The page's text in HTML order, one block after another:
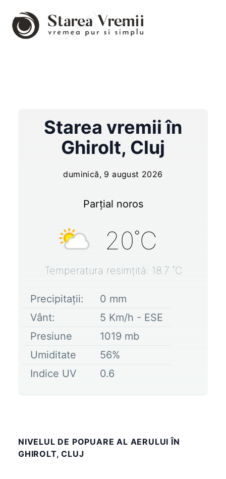
Starea vremii în
Ghirolt, Cluj
duminică, 9 august 2026
Parțial noros
20˚C
Temperatura resimțită: 18.7 ˚C
Precipitații: 0 mm
Vânt:
5 Km/h - ESE
Presiune
1019 mb
Umiditate
56%
Indice UV
0.6
NIVELUL DE POPUARE AL AERULUI ÎN
GHIROLT, CLUJ